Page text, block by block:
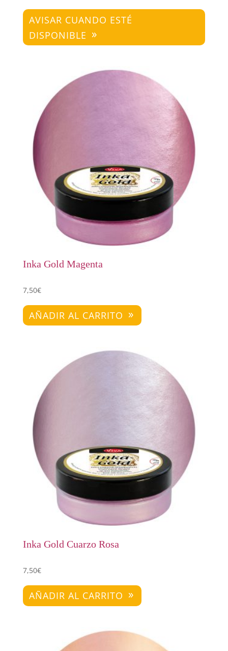
AVISAR CUANDO ESTÉ
DISPONIBLE
Inka Gold Magenta
7,50€
AÑADIR AL CARRITO
Inka Gold Cuarzo Rosa
7,50€
AÑADIR AL CARRITO